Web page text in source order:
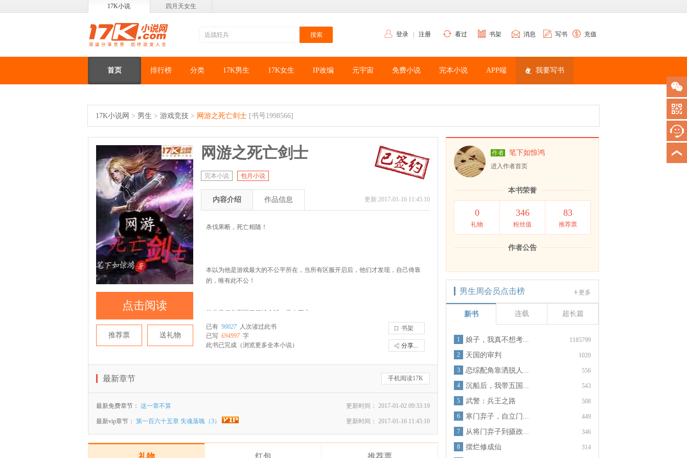
17K小说 四月天女生
登录 注册 看过 书架 消息 写书 充值
首页 排行榜 分类 17K男生 17K女生 IP改编 元宇宙 免费小说 完本小说 APP端 我要写书
17K小说网 > 男生 > 游戏竞技 > 网游之死亡剑士 [书号1998566]
点击阅读
推荐票 送礼物
网游之死亡剑士
完本小说 包月小说
更新:2017-01-16 11:45:10
内容介绍 作品信息
杀伐果断，死亡相随！
本以为他是游戏最大的不公平所在，当所有区服开启后，他们才发现，自己倚靠
的，唯有此不公！
从此带领华夏区服征战全球，带去死亡！
剩下的，还是你们来善后好了。
书架
分享...
已有 90027 人次读过此书
已写 694997 字
此书已完成 （浏览更多全本小说）
手机阅读17K
最新章节
更新时间： 2017-01-02 09:33:19
最新免费章节： 这一章不算
更新时间： 2017-01-16 11:45:10
最新vip章节： 第一百六十五章 失魂落魄（3）
礼物 红包 推荐票
作者 笔下如惊鸿
进入作者首页
本书荣誉
0
礼物
346
粉丝值
83
推荐票
作者公告
更多
男生周会员点击榜
新书 连载 超长篇
1185799
1 娘子，我真不想考...
1020
2 天国的审判
556
3 恋综配角靠洒脱人...
543
4 沉船后，我带五国...
508
5 武警：兵王之路
449
6 寒门弃子，自立门...
346
7 从将门弃子到摄政...
314
8 摆烂修成仙